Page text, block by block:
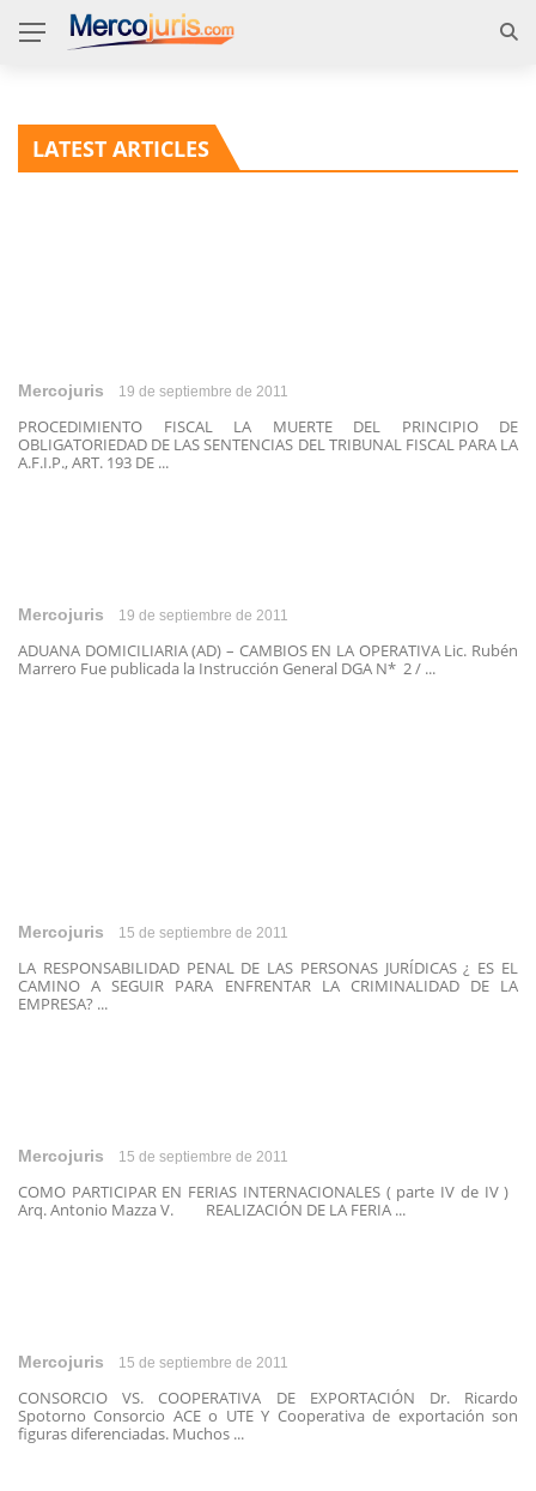
LATEST ARTICLES
Mercojuris 19 de septiembre de 2011
PROCEDIMIENTO FISCAL LA MUERTE DEL PRINCIPIO DE
OBLIGATORIEDAD DE LAS SENTENCIAS DEL TRIBUNAL FISCAL PARA LA
A.F.I.P., ART. 193 DE ...
Mercojuris 19 de septiembre de 2011
ADUANA DOMICILIARIA (AD) – CAMBIOS EN LA OPERATIVA Lic. Rubén
Marrero Fue publicada la Instrucción General DGA N* 2 / ...
Mercojuris 15 de septiembre de 2011
LA RESPONSABILIDAD PENAL DE LAS PERSONAS JURÍDICAS ¿ ES EL
CAMINO A SEGUIR PARA ENFRENTAR LA CRIMINALIDAD DE LA
EMPRESA? ...
Mercojuris 15 de septiembre de 2011
COMO PARTICIPAR EN FERIAS INTERNACIONALES ( parte IV de IV )
Arq. Antonio Mazza V. REALIZACIÓN DE LA FERIA ...
Mercojuris 15 de septiembre de 2011
CONSORCIO VS. COOPERATIVA DE EXPORTACIÓN Dr. Ricardo
Spotorno Consorcio ACE o UTE Y Cooperativa de exportación son
figuras diferenciadas. Muchos ...